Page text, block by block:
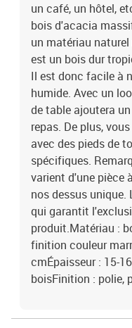
un café, un hôtel,
bois d'acacia
un matériau
est un bois dur
Il est donc facile à
humide. Avec un
de table ajoutera
repas. De plus,
avec des pieds de
spécifiques.
varient d'une pièce
nos dessus
qui garantit
produit.Matériau :
finition couleur
cmÉpaisseur : 15-
boisFinition : polie,